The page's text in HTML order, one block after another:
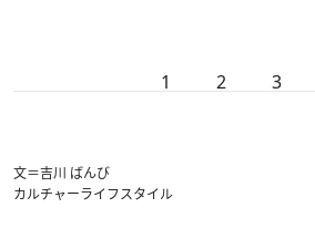
1 2 3
文＝吉川 ばんび
カルチャーライフスタイル